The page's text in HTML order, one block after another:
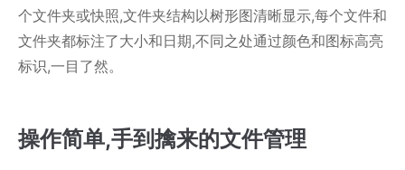
个文件夹或快照,文件夹结构以树形图清晰显示,每个文件和
文件夹都标注了大小和日期,不同之处通过颜色和图标高亮
标识,一目了然。
操作简单,手到擒来的文件管理